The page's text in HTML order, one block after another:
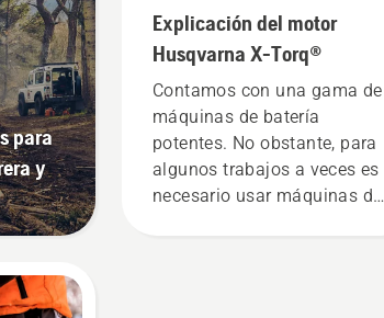
para
y
Explicación del motor
Husqvarna X-Torq®
Contamos con una gama de
máquinas de batería
potentes. No obstante, para
algunos trabajos a veces es
necesario usar máquinas de